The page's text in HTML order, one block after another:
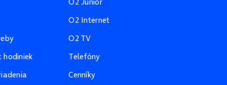
hodiniek
O2 Internet
O2 TV
Telefóny
Cenníky